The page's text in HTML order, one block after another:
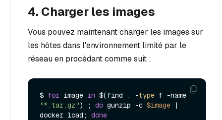
4. Charger les images
Vous pouvez maintenant charger les images sur
les hôtes dans l'environnement limité par le
réseau en procédant comme suit :
$ for image in $(find . -type
f -name
"*.tar.gz") ; do gunzip -c $image |
docker load; done